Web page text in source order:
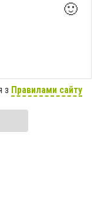
🙂
з Правилами сайту